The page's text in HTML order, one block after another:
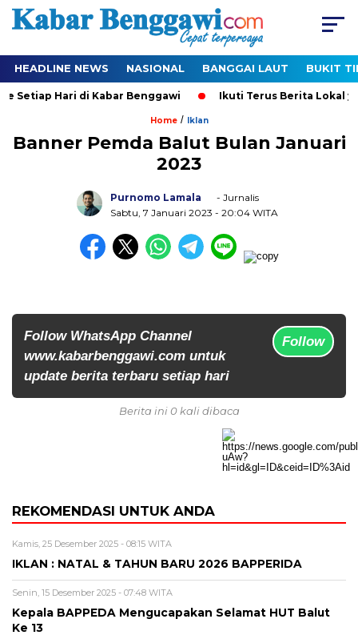
HEADLINE NEWS NASIONAL BANGGAI LAUT BUKIT
Hari di Kabar Benggawi Ikuti Terus Berita Lokal
Home/ Iklan
Banner Pemda Balut Bulan Januari
2023
Purnomo Lamala
- Jurnalis
Sabtu, 7 Januari 2023 - 20:04 WITA
Follow WhatsApp Channel
www.kabarbenggawi.com untuk
update berita terbaru setiap hari
Follow
Berita ini 0 kali dibaca
REKOMENDASI UNTUK ANDA
Kamis, 25 Desember 2025 - 08:15 WITA
IKLAN : NATAL & TAHUN BARU 2026 BAPPERIDA
Senin, 15 Desember 2025 - 07:48 WITA
Kepala BAPPEDA Mengucapakan Selamat HUT Balut
Ke 13